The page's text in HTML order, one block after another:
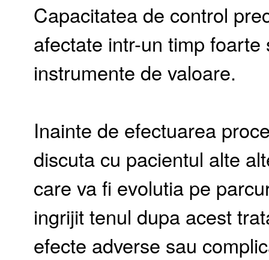
Capacitatea de control
afectate intr-un timp
instrumente de valoare.
Inainte de efectuarea
discuta cu pacientul alte
care va fi evolutia pe
ingrijit tenul dupa acest
efecte adverse sau